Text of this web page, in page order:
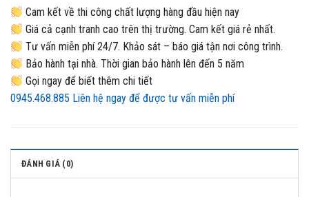
Cam kết về thi công chất lượng hàng đầu hiện nay
Giá cả cạnh tranh cao trên thị trường. Cam kết giá rẻ nhất.
Tư vấn miễn phí 24/7. Khảo sát – báo giá tận nơi công trình.
Bảo hành tại nhà. Thời gian bảo hành lên đến 5 năm
Gọi ngay để biết thêm chi tiết
0945.468.885 Liên hệ ngay để được tư vấn miễn phí
ĐÁNH GIÁ (0)